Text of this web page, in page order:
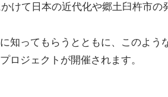
けて日本の近代化や郷土臼杵市
知ってもらうとともに、このよ
ロジェクトが開催されます。